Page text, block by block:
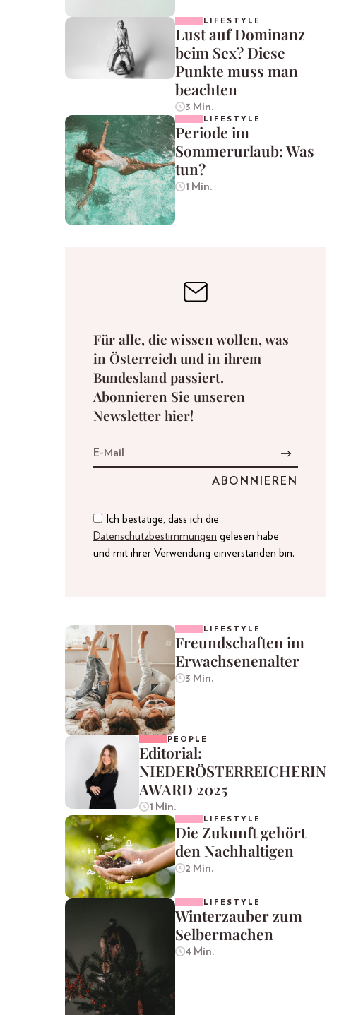
LIFESTYLE
Lust auf Dominanz
beim Sex? Diese
Punkte muss man
beachten
3 Min.
LIFESTYLE
Periode im
Sommerurlaub: Was
tun?
1 Min.
Für alle, die wissen wollen, was
in Österreich und in ihrem
Bundesland passiert.
Abonnieren Sie unseren
Newsletter hier!
Ich bestätige, dass ich die
Datenschutzbestimmungen gelesen habe
und mit ihrer Verwendung einverstanden bin.
LIFESTYLE
Freundschaften im
Erwachsenenalter
3 Min.
PEOPLE
Editorial:
NIEDERÖSTERREICHERIN
AWARD 2025
1 Min.
LIFESTYLE
Die Zukunft gehört
den Nachhaltigen
2 Min.
LIFESTYLE
Winterzauber zum
Selbermachen
4 Min.